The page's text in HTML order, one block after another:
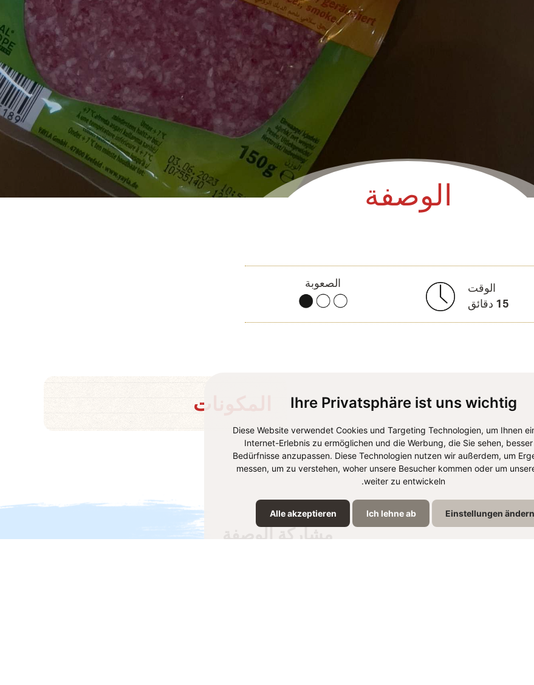
Ihre Privatsphäre ist uns wichtig
Diese Website verwendet Cookies und Targeting Technologien, um Ihnen
Internet-Erlebnis zu ermöglichen und die Werbung, die Sie sehen,
Bedürfnisse anzupassen. Diese Technologien nutzen wir außerdem, um
messen, um zu verstehen, woher unsere Besucher kommen oder um
weiter zu entwickeln.
Alle akzeptieren Ich lehne ab Einstellungen ändern
الوصفة
الصعوبة
الوقت
15 دقائق
المكونات
مشاركة الوصفة